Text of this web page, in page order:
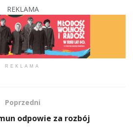
REKLAMA
REKLAMA
Poprzedni
odpowie za rozbój